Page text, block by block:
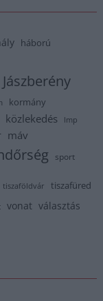
háború
Jászberény
kormány
közlekedés lmp
máv
sport
tiszaföldvár tiszafüred
vonat választás